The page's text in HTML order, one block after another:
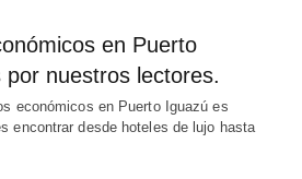
en Puerto
por nuestros lectores.
económicos en Puerto Iguazú es
encontrar desde hoteles de lujo hasta